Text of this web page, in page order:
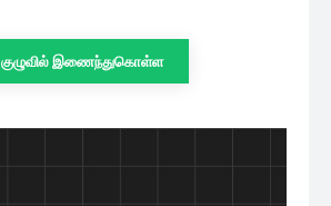
குழுவில் இணைந்துகொள்ள